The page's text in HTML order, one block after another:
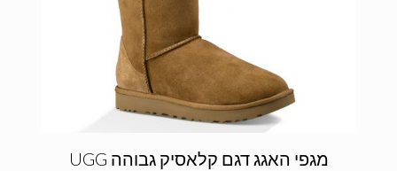
מגפי האגג דגם קלאסיק גבוהה UGG